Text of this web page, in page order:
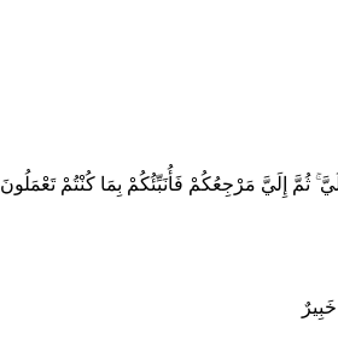
ثُمَّ إِلَيَّ مَرْجِعُكُمْ فَأُنَبِّئُكُمْ بِمَا كُنْتُمْ تَعْمَلُونَ